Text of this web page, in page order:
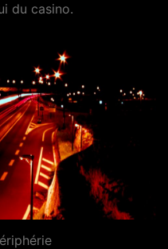
du casino.